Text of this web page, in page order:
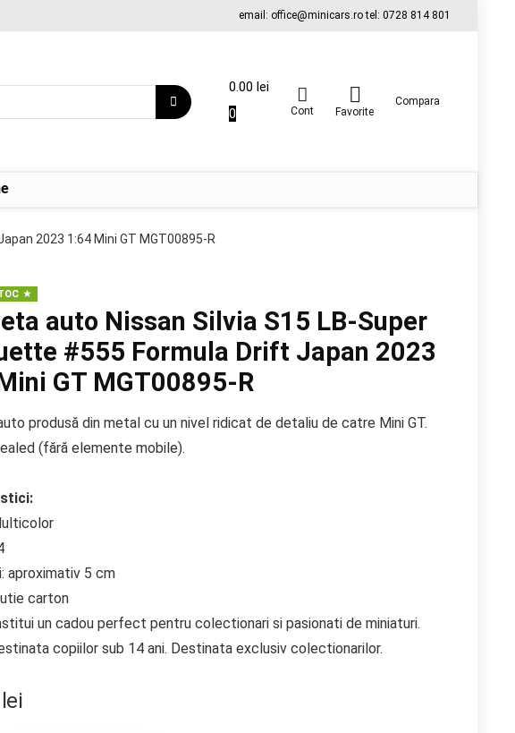
email: office@minicars.ro tel: 0728 814 801
0.00 lei
0
Cont Favorite
Compara
2023 1:64 Mini GT MGT00895-R
auto Nissan Silvia S15 LB-Super
#555 Formula Drift Japan 2023
GT MGT00895-R
produsă din metal cu un nivel ridicat de detaliu de catre Mini GT.
(fără elemente mobile).
aproximativ 5 cm
carton
un cadou perfect pentru colectionari si pasionati de miniaturi.
copiilor sub 14 ani. Destinata exclusiv colectionarilor.
lei